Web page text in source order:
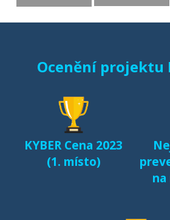
Ocenění projektu
KYBER Cena 2023
(1. místo)